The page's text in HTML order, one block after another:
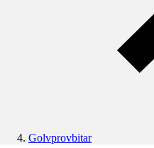
Golvprovbitar